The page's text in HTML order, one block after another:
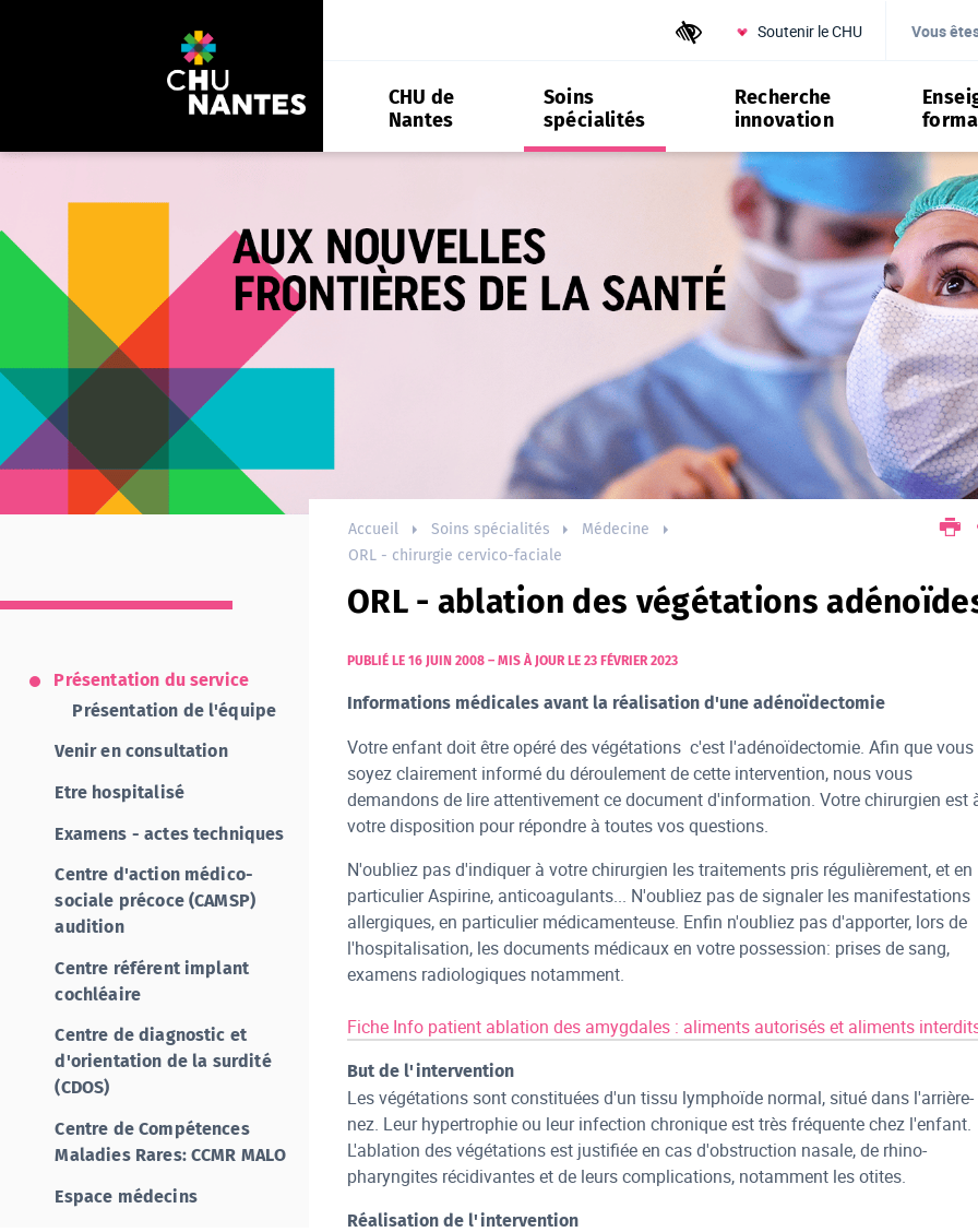
Outils d'accessibilité
Soutenir le CHU Vous
CHU de
Nantes
Soins
spécialités
Recherche
innovation
Accueil Soins spécialités
Médecine
ORL - chirurgie cervico-faciale
ORL - ablation des végétations
PUBLIÉ LE 16 JUIN 2008 – MIS À JOUR LE 23 FÉVRIER 2023
Informations médicales avant la réalisation d'une adénoïdectomie
Votre enfant doit être opéré des végétations c'est l'adénoïdectomie. Afin que vous
soyez clairement informé du déroulement de cette intervention, nous vous
demandons de lire attentivement ce document d'information. Votre chirurgien est
votre disposition pour répondre à toutes vos questions.
N'oubliez pas d'indiquer à votre chirurgien les traitements pris régulièrement, et en
particulier Aspirine, anticoagulants... N'oubliez pas de signaler les manifestations
allergiques, en particulier médicamenteuse. Enfin n'oubliez pas d'apporter, lors de
l'hospitalisation, les documents médicaux en votre possession: prises de sang,
examens radiologiques notamment.
Fiche Info patient ablation des amygdales : aliments autorisés et aliments
But de l'intervention
Les végétations sont constituées d'un tissu lymphoïde normal, situé dans l'arrière-
nez. Leur hypertrophie ou leur infection chronique est très fréquente chez l'enfant.
L'ablation des végétations est justifiée en cas d'obstruction nasale, de rhino-
pharyngites récidivantes et de leurs complications, notamment les otites.
Réalisation de l'intervention
Présentation du service
Présentation de l'équipe
Venir en consultation
Etre hospitalisé
Examens - actes techniques
Centre d'action médico-
sociale précoce (CAMSP)
audition
Centre référent implant
cochléaire
Centre de diagnostic et
d'orientation de la surdité
(CDOS)
Centre de Compétences
Maladies Rares: CCMR MALO
Espace médecins